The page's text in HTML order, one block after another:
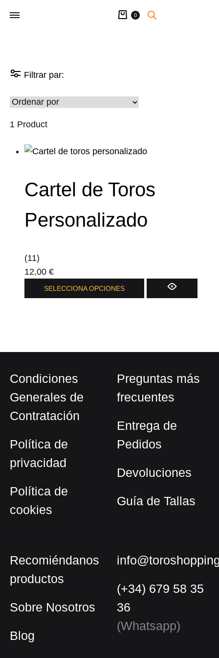
Carrito
0
Filtrar par:
1 Product
Cartel de Toros
Personalizado
(11)
12,00 €
SELECCIONA OPCIONES
producto
Las
se
pueden
en
página
producto
Condiciones
Generales de
Contratación
Política de
privacidad
Política de
cookies
Preguntas más
frecuentes
Entrega de
Pedidos
Devoluciones
Guía de Tallas
Recomiéndanos
productos
Sobre Nosotros
Blog
(+34) 679 58 35
36
(Whatsapp)